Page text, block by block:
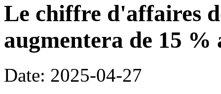
Le chiffre d'affaires
augmentera de 15
Date: 2025-04-27